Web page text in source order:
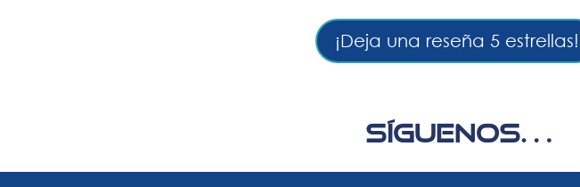
¡Deja una reseña 5 estrellas!
SÍGUENOS…